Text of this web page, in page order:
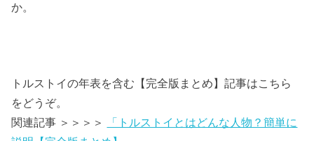
か。
トルストイの年表を含む【完全版まとめ】記事はこちら
をどうぞ。
関連記事 ＞＞＞＞
「トルストイとはどんな人物？簡単に